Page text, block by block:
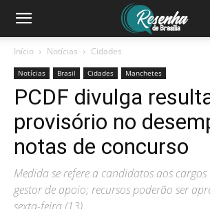
Início Notícias Cidades
Notícias Brasil Cidades Manchetes
PCDF divulga
provisório no
notas de concurso
Medida se refere a candidatos aos
gestor de apoio; recursos poderão ser